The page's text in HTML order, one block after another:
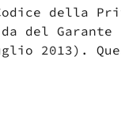
della
del
2013).